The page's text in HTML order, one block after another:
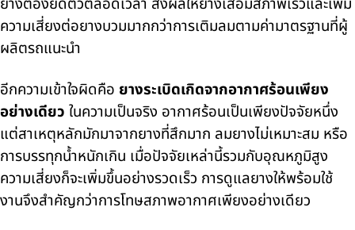
ความเสี่ยงต่อยางบวมมากกว่าการเติมลมตามค่ามาตรฐานที่ผู้
ผลิตรถแนะนำ
อีกความเข้าใจผิดคือ ยางระเบิดเกิดจากอากาศร้อนเพียง
อย่างเดียว ในความเป็นจริง อากาศร้อนเป็นเพียงปัจจัยหนึ่ง
แต่สาเหตุหลักมักมาจากยางที่สึกมาก ลมยางไม่เหมาะสม หรือ
การบรรทุกน้ำหนักเกิน เมื่อปัจจัยเหล่านี้รวมกับอุณหภูมิสูง
ความเสี่ยงก็จะเพิ่มขึ้นอย่างรวดเร็ว การดูแลยางให้พร้อมใช้
งานจึงสำคัญกว่าการโทษสภาพอากาศเพียงอย่างเดียว